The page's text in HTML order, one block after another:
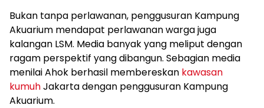
Bukan tanpa perlawanan, penggusuran Kampung
Akuarium mendapat perlawanan warga juga
kalangan LSM. Media banyak yang meliput dengan
ragam perspektif yang dibangun. Sebagian media
menilai Ahok berhasil membereskan kawasan
kumuhJakarta dengan penggusuran Kampung
Akuarium.